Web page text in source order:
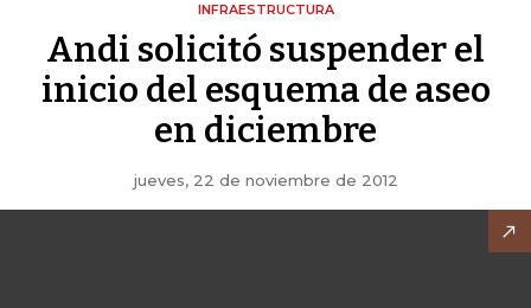
INFRAESTRUCTURA
Andi solicitó suspender el
inicio del esquema de aseo
en diciembre
jueves, 22 de noviembre de 2012